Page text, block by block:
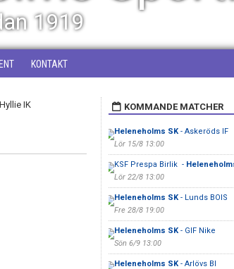
1919
KONTAKT
KOMMANDE MATCHER
Heleneholms SK- Askeröds IF
Lör 15/8 13:00
KSF Prespa Birlik -
Lör 22/8 13:00
Heleneholms SK- Lunds BOIS
Fre 28/8 19:00
Heleneholms SK- GIF Nike
Sön 6/9 13:00
Heleneholms SK- Arlövs BI